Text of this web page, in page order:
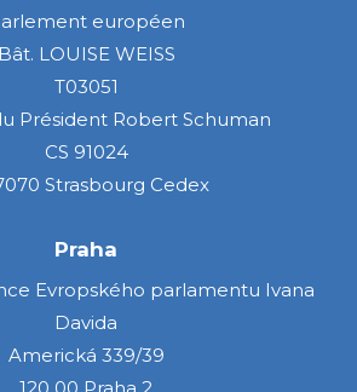
européen
Bât. LOUISE WEISS
T03051
Président Robert Schuman
CS 91024
Strasbourg Cedex
Praha
Evropského parlamentu Ivana
Davida
Americká 339/39